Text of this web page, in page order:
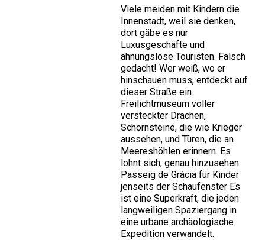
Viele meiden mit Kindern die
Innenstadt, weil sie denken,
dort gäbe es nur
Luxusgeschäfte und
ahnungslose Touristen. Falsch
gedacht! Wer weiß, wo er
hinschauen muss, entdeckt auf
dieser Straße ein
Freilichtmuseum voller
versteckter Drachen,
Schornsteine, die wie Krieger
aussehen, und Türen, die an
Meereshöhlen erinnern. Es
lohnt sich, genau hinzusehen.
Passeig de Gràcia für Kinder
jenseits der Schaufenster Es
ist eine Superkraft, die jeden
langweiligen Spaziergang in
eine urbane archäologische
Expedition verwandelt.